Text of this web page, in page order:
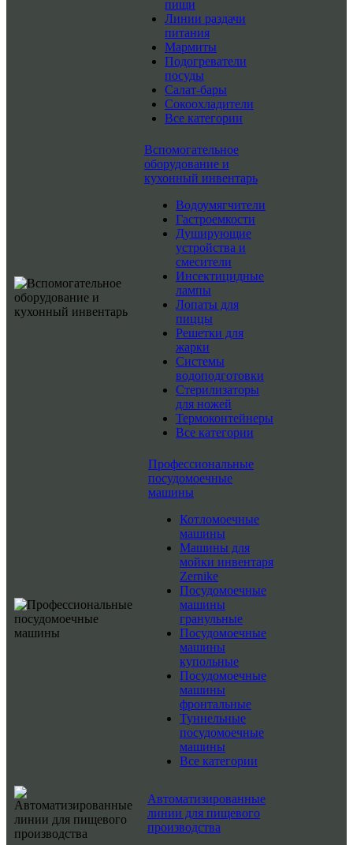
пищи
Линии раздачи
питания
Мармиты
Подогреватели
посуды
Салат-бары
Сокоохладители
Все категории
Вспомогательное
оборудование и
кухонный инвентарь
Водоумягчители
Гастроемкости
Душирующие
устройства и
смесители
Инсектицидные
лампы
Лопаты для
пиццы
Решетки для
жарки
Системы
водоподготовки
Стерилизаторы
для ножей
Термоконтейнеры
Все категории
Профессиональные
посудомоечные
машины
Котломоечные
машины
Машины для
мойки инвентаря
Zernike
Посудомоечные
машины
гранульные
Посудомоечные
машины
купольные
Посудомоечные
машины
фронтальные
Туннельные
посудомоечные
машины
Все категории
Автоматизированные
линии для пищевого
производства